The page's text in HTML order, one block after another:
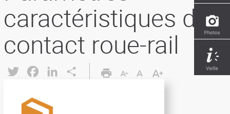
caractéristiques du
contact roue-rail
Twitter FacebookLinkedIn